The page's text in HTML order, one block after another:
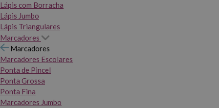
Lápis com Borracha
Lápis Jumbo
Lápis Triangulares
Marcadores
Marcadores
Marcadores Escolares
Ponta de Pincel
Ponta Grossa
Ponta Fina
Marcadores Jumbo